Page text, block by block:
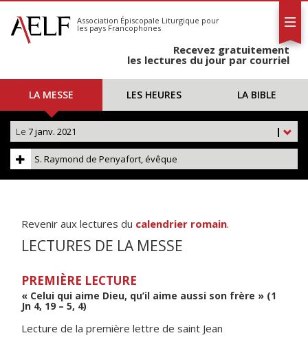
S'abonner
Calendrier
Association Épiscopale Liturgique pour
les pays Francophones
Recevez gratuitement
les lectures du jour par courriel
LA MESSE LES HEURES LA BIBLE
|
Le 7 janv. 2021
S. Raymond de Penyafort, évêque
Revenir aux lectures du calendrier romain.
LECTURES DE LA MESSE
PREMIÈRE LECTURE
« Celui qui aime Dieu, qu’il aime aussi son frère » (1
Jn 4, 19 – 5, 4)
Lecture de la première lettre de saint Jean